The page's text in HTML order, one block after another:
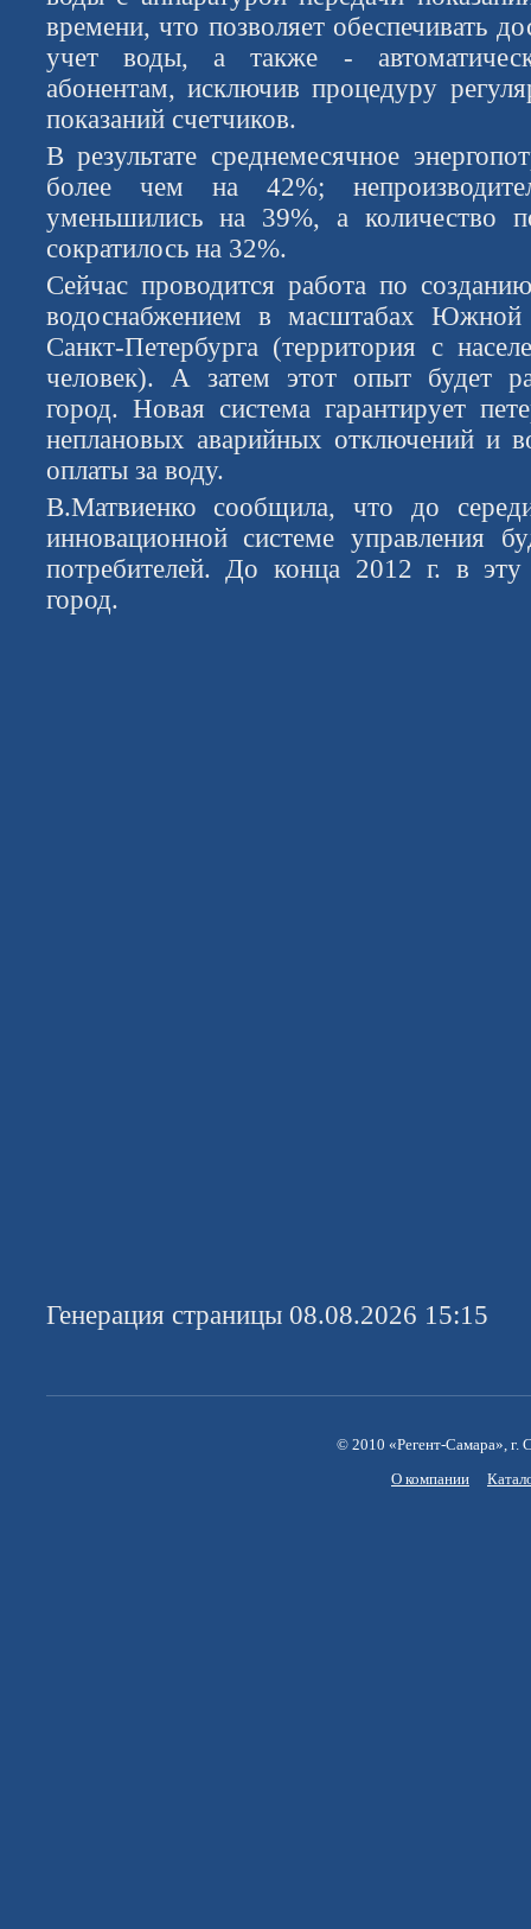
времени, что позволяет обеспечивать
учет воды, а также -
абонентам, исключив процедуру
показаний счетчиков.
В результате среднемесячное
более чем на 42%;
уменьшились на 39%, а количество
сократилось на 32%.
Сейчас проводится работа по
водоснабжением в масштабах Южной
Санкт-Петербурга (территория с
человек). А затем этот опыт будет
город. Новая система гарантирует
неплановых аварийных отключений и
оплаты за воду.
В.Матвиенко сообщила, что до
инновационной системе управления
потребителей. До конца 2012 г. в эту
город.
Генерация страницы 08.08.2026 15:15
© 2010 «Регент-Самара», г.
О компании